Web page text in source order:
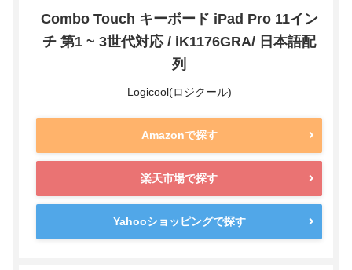
Combo Touch キーボード iPad Pro 11イン
チ 第1 ~ 3世代対応 / iK1176GRA/ 日本語配
列
Logicool(ロジクール)
Amazonで探す
楽天市場で探す
Yahooショッピングで探す